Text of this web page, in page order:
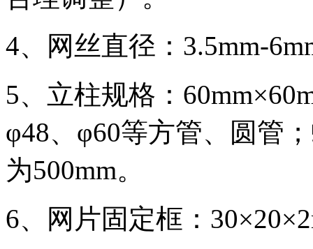
4、网丝直径：3.5mm-
5、立柱规格：
φ48、φ60等方管、圆管
为500mm。
6、网片固定框：